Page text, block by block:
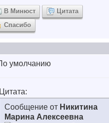
В Минюст
Цитата
Спасибо
Цитата:
Сообщение от Никитина
Марина Алексеевна